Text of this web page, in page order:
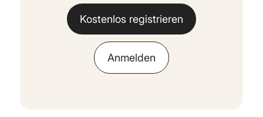
Kostenlos registrieren
Anmelden